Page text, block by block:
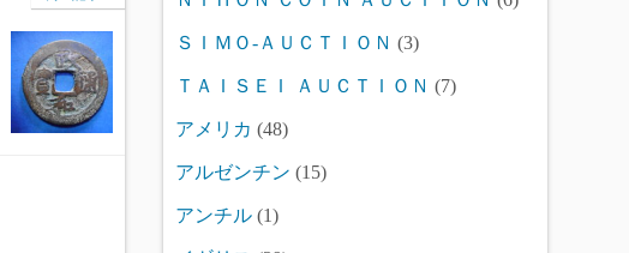
ＳＩＭＯ-ＡＵＣＴＩＯＮ (3)
ＴＡＩＳＥＩ ＡＵＣＴＩＯＮ (7)
アメリカ (48)
アルゼンチン (15)
アンチル (1)